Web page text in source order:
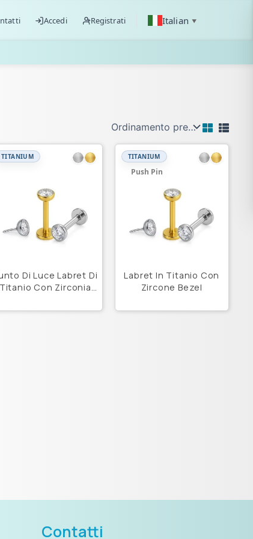
Accedi Registrati Italian ▼
TITANIUM
Di Luce Labret Di
Titanio Con Zirconia
TITANIUM
Push Pin
Labret In Titanio Con
Zircone Bezel
Contatti